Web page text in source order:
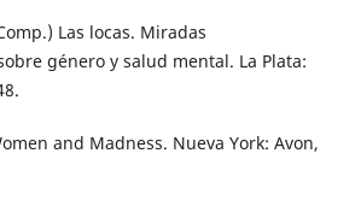
Las locas. Miradas
género y salud mental. La Plata:
and Madness. Nueva York: Avon,